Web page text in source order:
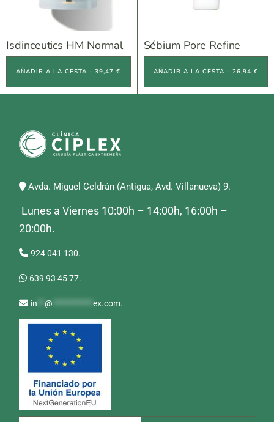
Isdinceutics HM Normal
AÑADIR A LA CESTA - 39,47 €
Sébium Pore Refine
AÑADIR A LA CESTA - 26,94 €
Avda. Miguel Celdrán (Antigua, Avd. Villanueva) 9.
Lunes a Viernes 10:00h – 14:00h, 16:00h –
20:00h.
924 041 130.
639 93 45 77.
in **@ ***********ex.com.